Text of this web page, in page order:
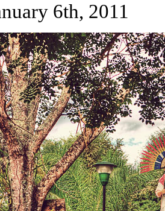
6th, 2011